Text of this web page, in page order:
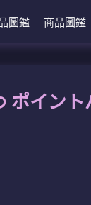
圖鑑 商品圖鑑
イント